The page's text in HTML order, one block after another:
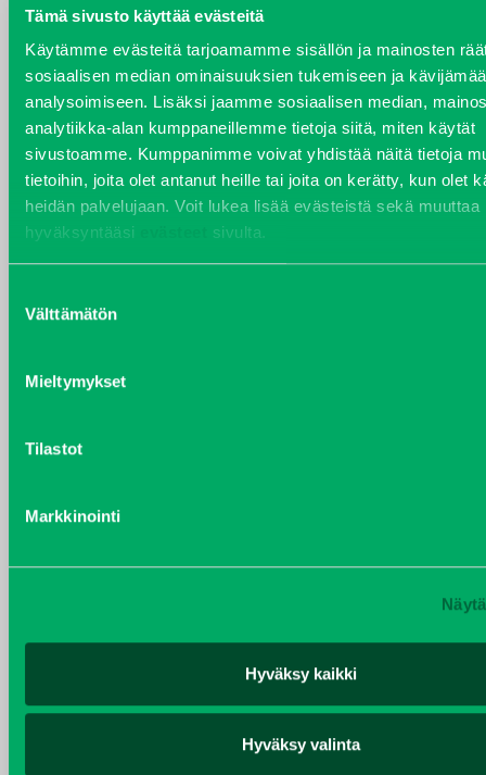
Tämä sivusto käyttää evästeitä
Käytämme evästeitä tarjoamamme sisällön ja mainosten
sosiaalisen median ominaisuuksien tukemiseen ja
analysoimiseen. Lisäksi jaamme sosiaalisen median,
analytiikka-alan kumppaneillemme tietoja siitä, miten käytät
sivustoamme. Kumppanimme voivat yhdistää näitä tietoja
tietoihin, joita olet antanut heille tai joita on kerätty, kun olet
heidän palvelujaan. Voit lukea lisää evästeistä sekä muuttaa
hyväksyntääsi
sivulta.
valinta
Välttämätön
Mieltymykset
Tilastot
Markkinointi
Hyväksy kaikki
Hyväksy valinta
YHTEYSTIEDOT
VARAOSAT
Varaosat
Puh 020 7458 686
varaosat@j-trading.fi
christer.lonnberg@j-trading.fi
KIMMO NUUTINEN
Taajama- ja viheralueiden hoitokoneet ja
Vuokrakoneet
Puh 040 4814 189